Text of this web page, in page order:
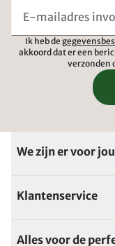
Ik heb de
akkoord dat er een
verzonden
We zijn er voor jou
Klantenservice
Alles voor de